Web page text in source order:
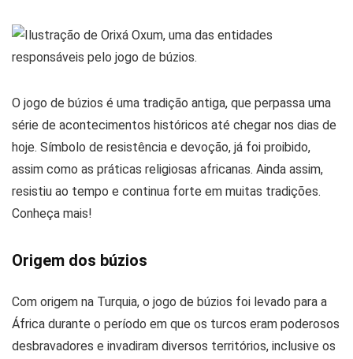
O jogo de búzios é uma tradição antiga, que perpassa uma
série de acontecimentos históricos até chegar nos dias de
hoje. Símbolo de resistência e devoção, já foi proibido,
assim como as práticas religiosas africanas. Ainda assim,
resistiu ao tempo e continua forte em muitas tradições.
Conheça mais!
Origem dos búzios
Com origem na Turquia, o jogo de búzios foi levado para a
África durante o período em que os turcos eram poderosos
desbravadores e invadiram diversos territórios, inclusive os